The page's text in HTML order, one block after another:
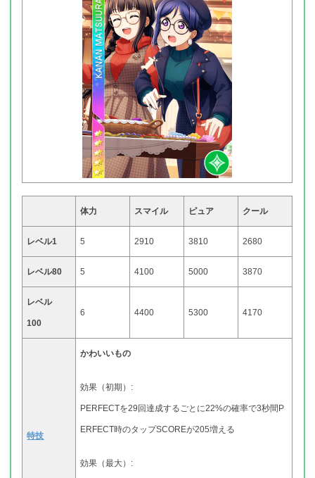
体力 スマイル ピュア クール
レベル1 5 2910 3810 2680
レベル80 5 4100 5000 3870
レベル
100
6 4400 5300 4170
特技
かわいいもの
効果（初期）:
PERFECTを29回達成するごとに22%の確率で3秒間P
ERFECT時のタップSCOREが205増える
効果（最大）: